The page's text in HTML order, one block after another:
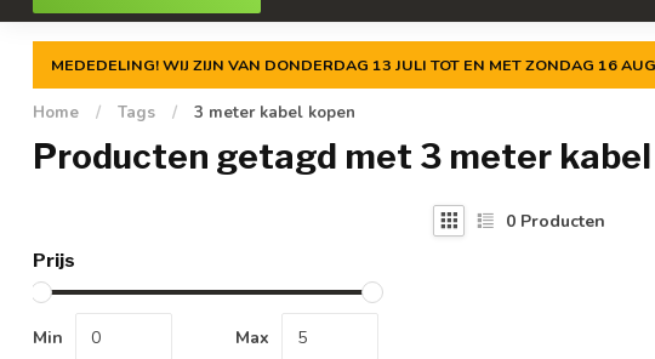
MEDEDELING! WIJ ZIJN VAN DONDERDAG 13 JULI TOT EN MET ZONDAG 16
Home / Tags / 3 meter kabel kopen
Producten getagd met 3 meter
Prijs
Min Max
0 Producten